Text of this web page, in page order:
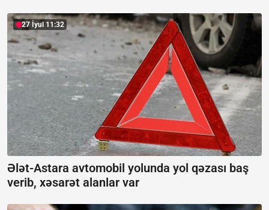
27 İyul 11:32
Ələt-Astara avtomobil yolunda yol qəzası baş
verib, xəsarət alanlar var